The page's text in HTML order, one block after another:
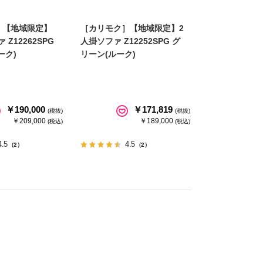
地域限定】
Z12262SPG
ク)
￥190,000 (税抜)
￥209,000 (税込)
（2）
［カリモク］【地域限定】2
人掛ソファ Z12252SPG グ
リーン(ルーク)
￥171,819 (税抜)
￥189,000 (税込)
4.5 （2）